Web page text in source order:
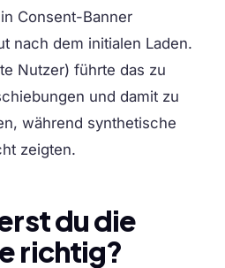
Consent-Banner
nach dem initialen Laden.
Nutzer) führte das zu
und damit zu
während synthetische
zeigten.
du die
richtig?